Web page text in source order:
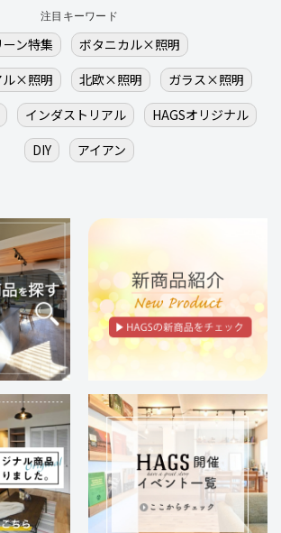
注目キーワード
ーン特集
ボタニカル×照明
ル×照明
北欧×照明
ガラス×照明
インダストリアル
HAGSオリジナル
DIY
アイアン